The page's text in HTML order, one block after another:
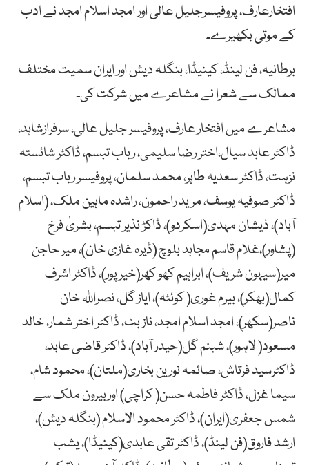
افتخارعارف، پروفیسرجلیل عالی اور امجد اسلام امجد نے ادب
کے موتی بکھیرے۔
برطانیہ، فن لینڈ، کینیڈا، بنگلہ دیش اور ایران سمیت مختلف
ممالک سے شعرا نے مشاعرے میں شرکت کی۔
مشاعرے میں افتخار عارف، پروفیسر جلیل عالی، سرفرازشاہد،
ڈاکٹر عابد سیال،اختر رضا سلیمی، رباب تبسم، ڈاکٹر شائستہ
نزہت، ڈاکٹر سعدیہ طاہر، محمد سلمان، پروفیسر رباب تبسم،
ڈاکٹر صوفیہ یوسف، مرید راحمون، راشدہ ماہین ملک، (اسلام
آباد)، ذیشان مہدی(اسکردو)، ڈاکڑ نذیر تبسم، بشریٰ فرخ
(پشاور)،غلام قاسم مجاہد بلوچ (ڈیرہ غازی خان)، میر حاجن
میر(سیہون شریف)، ابراہیم کھو کھر(خیرپور)، ڈاکٹر اشرف
کمال(بھکر)، بیرم غوری( کوئٹہ)، ایاز گل، نصراللہ خان
ناصر(سکھر)، امجد اسلام امجد، ناز بٹ، ڈاکٹر اختر شمار، خالد
مسعود( لاہور)، شبنم گل(حیدر آباد)، ڈاکٹر قاضی عابد،
ڈاکٹرسید فرتاش، صائمہ نورین بخاری(ملتان)، محمود شام،
سیما غزل، ڈاکٹر فاطمہ حسن( کراچی) اوربیرون ملک سے
شمس جعفری(ایران)، ڈاکٹر محمود الاسلام (بنگلہ دیش)،
ارشد فاروق(فن لینڈ)، ڈاکٹر تقی عابدی(کینیڈا)، یشب